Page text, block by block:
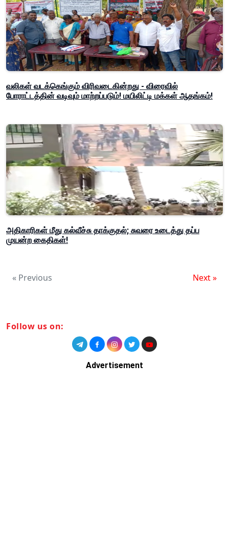
வலிகள் வடக்கெங்கும் விரிவடைகின்றது - விரைவில்
போராட்டத்தின் வடிவும் மாற்றப்படும்! மயிலிட்டி மக்கள் ஆதங்கம்!
அதிகாரிகள் மீது கல்வீச்சு தாக்குதல்; சுவரை உடைத்து தப்ப
முயன்ற கைதிகள்!
« Previous Next »
Follow us on:
Advertisement